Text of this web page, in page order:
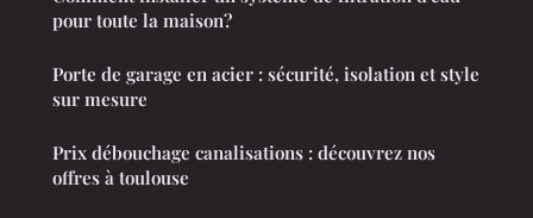
pour toute la maison?
Porte de garage en acier : sécurité, isolation et style
sur mesure
Prix débouchage canalisations : découvrez nos
offres à toulouse